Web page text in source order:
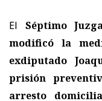
El Séptimo
modificó la
exdiputado
prisión
arresto